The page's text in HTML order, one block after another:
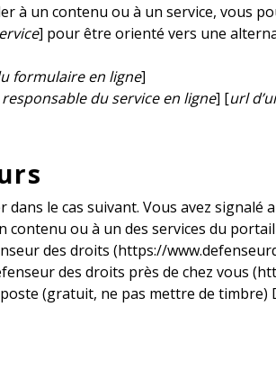
à un contenu ou à un service, vous
] pour être orienté vers une
formulaire en ligne]
du service en ligne] [url
le cas suivant. Vous avez
contenu ou à un des services du
des droits (https://
des droits près de chez vous
(gratuit, ne pas mettre de